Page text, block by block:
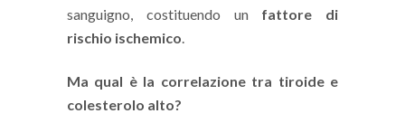
sanguigno, costituendo un fattore di
rischio ischemico
Ma qual è la correlazione tra tiroide e
colesterolo alto?